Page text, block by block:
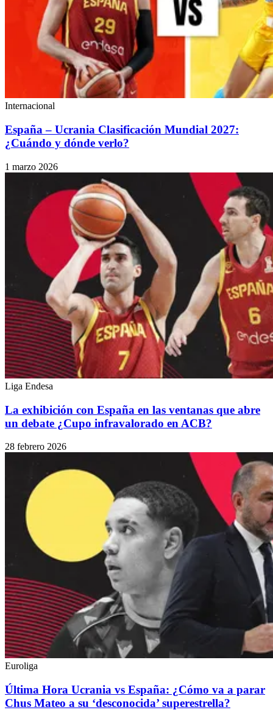
Internacional
España – Ucrania Clasificación Mundial 2027:
¿Cuándo y dónde verlo?
1 marzo 2026
Liga Endesa
La exhibición con España en las ventanas que abre
un debate ¿Cupo infravalorado en ACB?
28 febrero 2026
Euroliga
Última Hora Ucrania vs España: ¿Cómo va a parar
Chus Mateo a su ‘desconocida’ superestrella?